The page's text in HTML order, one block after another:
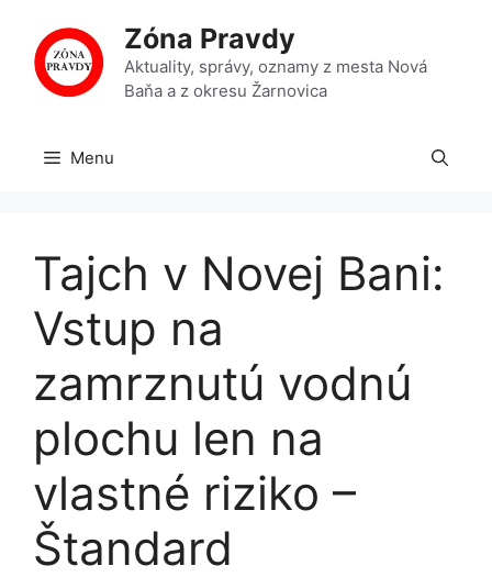
obsah
Zóna Pravdy
Aktuality, správy, oznamy z mesta Nová
Baňa a z okresu Žarnovica
Menu
Tajch v Novej Bani:
Vstup na
zamrznutú vodnú
plochu len na
vlastné riziko –
Štandard